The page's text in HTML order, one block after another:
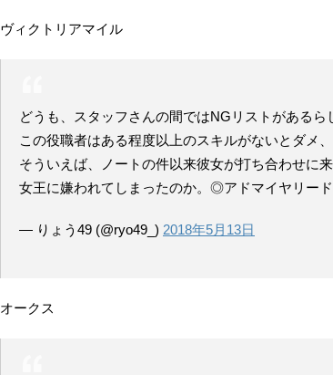
ヴィクトリアマイル
どうも、スタッフさんの間ではNGリストがあるら
この役職者はある程度以上のスキルがないとダメ
そういえば、ノートの件以来彼女が打ち合わせに
女王に嫌われてしまったのか。◎アドマイヤリード
— りょう49 (@ryo49_) 2018年5月13日
オークス